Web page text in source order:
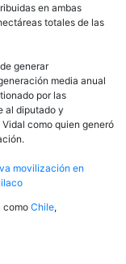
en ambas
totales de las
generar
media anual
por las
al diputado y
como quien generó
movilización en
comoChile,